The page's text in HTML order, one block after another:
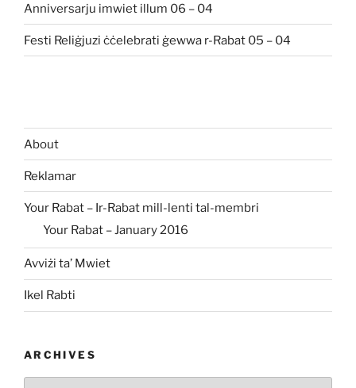
Anniversarju imwiet illum 06 – 04
Festi Reliġjuzi ċċelebrati ġewwa r-Rabat 05 – 04
About
Reklamar
Your Rabat – Ir-Rabat mill-lenti tal-membri
Your Rabat – January 2016
Avviżi ta’ Mwiet
Ikel Rabti
ARCHIVES